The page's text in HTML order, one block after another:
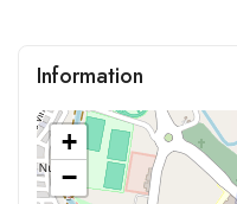
Information
+
−